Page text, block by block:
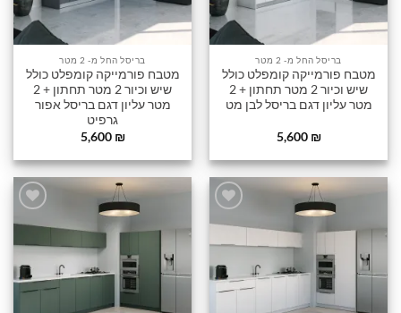
בריסל החל מ- 2 מטר
מטבח פורמייקה קומפלט כולל
שיש וכיור 2 מטר תחתון + 2
מטר עליון דגם בריסל לבן מט
5,600 ₪
בריסל החל מ- 2 מטר
מטבח פורמייקה קומפלט כולל
שיש וכיור 2 מטר תחתון + 2
מטר עליון דגם בריסל אפור
גרפיט
5,600 ₪
הוסף
שלי
הוסף
שלי